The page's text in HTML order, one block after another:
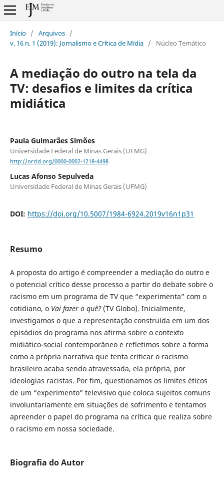
Início / Arquivos /
v. 16 n. 1 (2019): Jornalismo e Crítica de Mídia / Núcleo Temático
A mediação do outro na tela da
TV: desafios e limites da crítica
midiática
Paula Guimarães Simões
Universidade Federal de Minas Gerais (UFMG)
http://orcid.org/0000-0002-1218-4498
Lucas Afonso Sepulveda
Universidade Federal de Minas Gerais (UFMG)
DOI: https://doi.org/10.5007/1984-6924.2019v16n1p31
Resumo
A proposta do artigo é compreender a mediação do outro e
o potencial crítico desse processo a partir do debate sobre o
racismo em um programa de TV que “experimenta” com o
cotidiano, o Vai fazer o quê?(TV Globo). Inicialmente,
investigamos o que a representação construída em um dos
episódios do programa nos afirma sobre o contexto
midiático-social contemporâneo e refletimos sobre a forma
como a própria narrativa que tenta criticar o racismo
brasileiro acaba sendo atravessada, ela própria, por
ideologias racistas. Por fim, questionamos os limites éticos
de um “experimento” televisivo que coloca sujeitos comuns
involuntariamente em situações de sofrimento e tentamos
apreender o papel do programa na crítica que realiza sobre
o racismo em nossa sociedade.
Biografia do Autor